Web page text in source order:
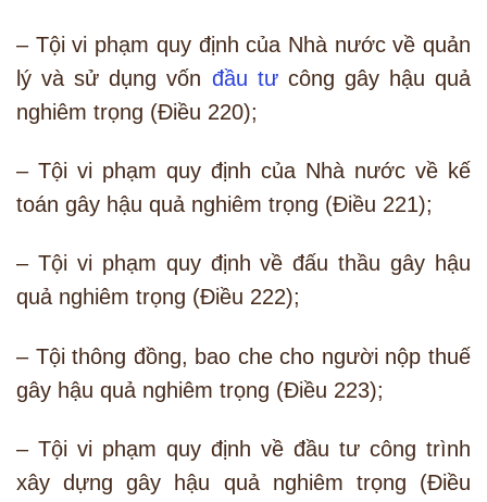
– Tội vi phạm quy định của Nhà nước về quản
lý và sử dụng vốn đầu tưcông gây hậu quả
nghiêm trọng (Điều 220);
– Tội vi phạm quy định của Nhà nước về kế
toán gây hậu quả nghiêm trọng (Điều 221);
– Tội vi phạm quy định về đấu thầu gây hậu
quả nghiêm trọng (Điều 222);
– Tội thông đồng, bao che cho người nộp thuế
gây hậu quả nghiêm trọng (Điều 223);
– Tội vi phạm quy định về đầu tư công trình
xây dựng gây hậu quả nghiêm trọng (Điều